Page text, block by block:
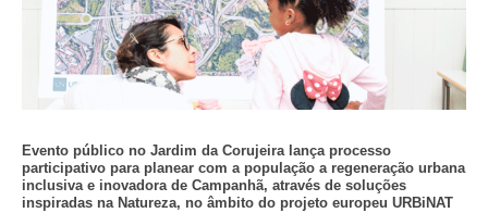
VÍDEOS
AUTARQUIA
CONSTITUIÇÃO
PRESIDENTE
EXECUTIVO E PELOUROS
Evento público no Jardim da Corujeira lança processo
participativo para planear com a população a regeneração urbana
inclusiva e inovadora de Campanhã, através de soluções
inspiradas na Natureza, no âmbito do projeto europeu URBiNAT